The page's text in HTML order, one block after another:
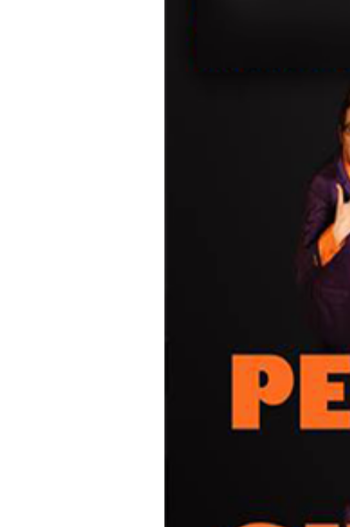
RedactaVeu / València.
El Teatre el Micalet, de
març l’espectacle ‘En
‘En persona guanye’ és
En aquest xou, sota
interacció amb el públic i el
espectacle “viu i canviant”,
qualsevol element